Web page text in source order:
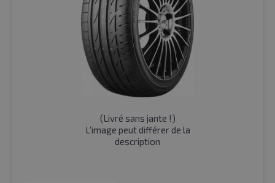
(Livré sans jante !)
L'image peut différer de la
description